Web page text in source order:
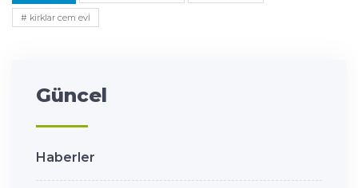
# kirklar cem evİ
Güncel
Haberler